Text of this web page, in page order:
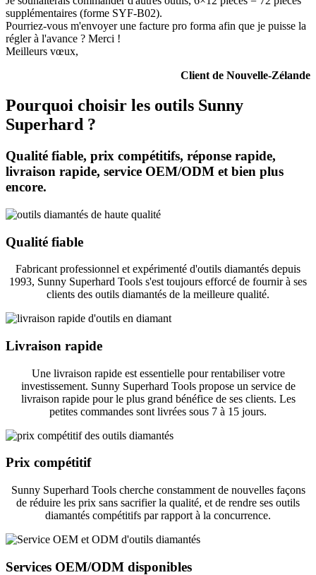
supplémentaires (forme SYF-B02).
Pourriez-vous m'envoyer une facture pro forma afin que je puisse la
régler à l'avance ? Merci !
Meilleurs vœux,
Client de Nouvelle-Zélande
Pourquoi choisir les outils Sunny
Superhard ?
Qualité fiable, prix compétitifs, réponse rapide,
livraison rapide, service OEM/ODM et bien plus
encore.
Qualité fiable
Fabricant professionnel et expérimenté d'outils diamantés depuis
1993, Sunny Superhard Tools s'est toujours efforcé de fournir à ses
clients des outils diamantés de la meilleure qualité.
Livraison rapide
Une livraison rapide est essentielle pour rentabiliser votre
investissement. Sunny Superhard Tools propose un service de
livraison rapide pour le plus grand bénéfice de ses clients. Les
petites commandes sont livrées sous 7 à 15 jours.
Prix ​​compétitif
Sunny Superhard Tools cherche constamment de nouvelles façons
de réduire les prix sans sacrifier la qualité, et de rendre ses outils
diamantés compétitifs par rapport à la concurrence.
Services OEM/ODM disponibles